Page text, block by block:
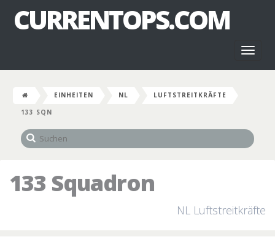
CURRENTOPS.COM
EINHEITEN NL
LUFTSTREITKRÄFTE
133 SQN
133 Squadron
NL Luftstreitkräfte